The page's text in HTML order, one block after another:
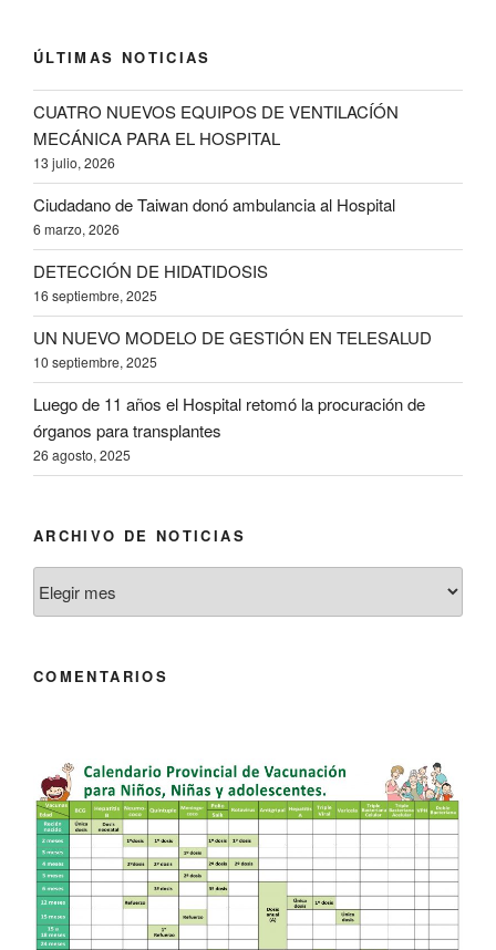
ÚLTIMAS NOTICIAS
CUATRO NUEVOS EQUIPOS DE VENTILACÍÓN
MECÁNICA PARA EL HOSPITAL
13 julio, 2026
Ciudadano de Taiwan donó ambulancia al Hospital
6 marzo, 2026
DETECCIÓN DE HIDATIDOSIS
16 septiembre, 2025
UN NUEVO MODELO DE GESTIÓN EN TELESALUD
10 septiembre, 2025
Luego de 11 años el Hospital retomó la procuración de
órganos para transplantes
26 agosto, 2025
ARCHIVO DE NOTICIAS
de
COMENTARIOS